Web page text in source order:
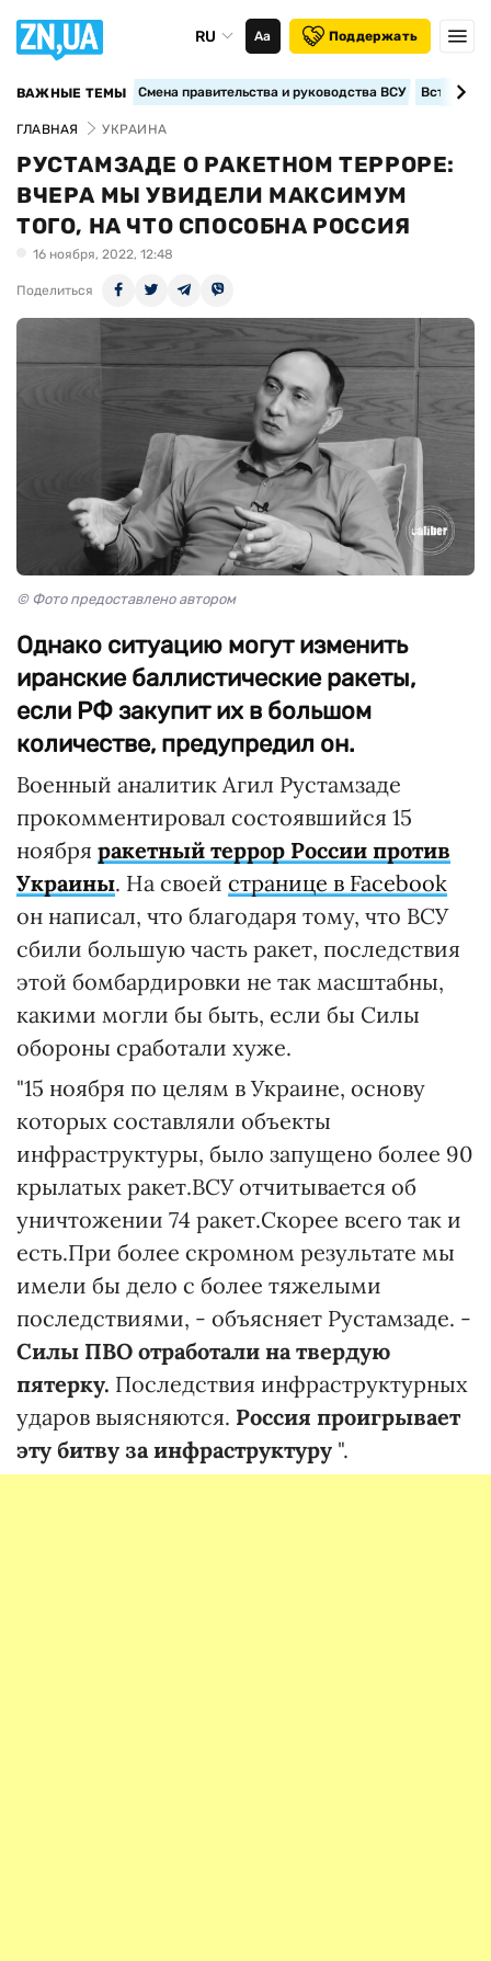
RU Аа Поддержать
ВАЖНЫЕ ТЕМЫ Смена правительства и руководства ВСУ
ГЛАВНАЯ УКРАИНА
РУСТАМЗАДЕ О РАКЕТНОМ ТЕРРОРЕ:
ВЧЕРА МЫ УВИДЕЛИ МАКСИМУМ
ТОГО, НА ЧТО СПОСОБНА РОССИЯ
16 ноября, 2022, 12:48
Поделиться
© Фото предоставлено автором
Однако ситуацию могут изменить
иранские баллистические ракеты,
если РФ закупит их в большом
количестве, предупредил он.
Военный аналитик Агил Рустамзаде
прокомментировал состоявшийся 15
ноября ракетный террор России против
Украины. На своей странице в Facebook
он написал, что благодаря тому, что ВСУ
сбили большую часть ракет, последствия
этой бомбардировки не так масштабны,
какими могли бы быть, если бы Силы
обороны сработали хуже.
"15 ноября по целям в Украине, основу
которых составляли объекты
инфраструктуры, было запущено более 90
крылатых ракет.ВСУ отчитывается об
уничтожении 74 ракет.Скорее всего так и
есть.При более скромном результате мы
имели бы дело с более тяжелыми
последствиями, - объясняет Рустамзаде. -
Силы ПВО отработали на твердую
пятерку. Последствия инфраструктурных
ударов выясняются. Россия проигрывает
эту битву за инфраструктуру ".